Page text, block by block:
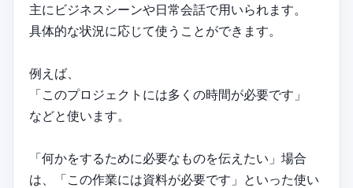
主にビジネスシーンや日常会話で用いられます。
具体的な状況に応じて使うことができます。
例えば、
「このプロジェクトには多くの時間が必要です」
などと使います。
「何かをするために必要なものを伝えたい」場合
は、「この作業には資料が必要です」といった使い